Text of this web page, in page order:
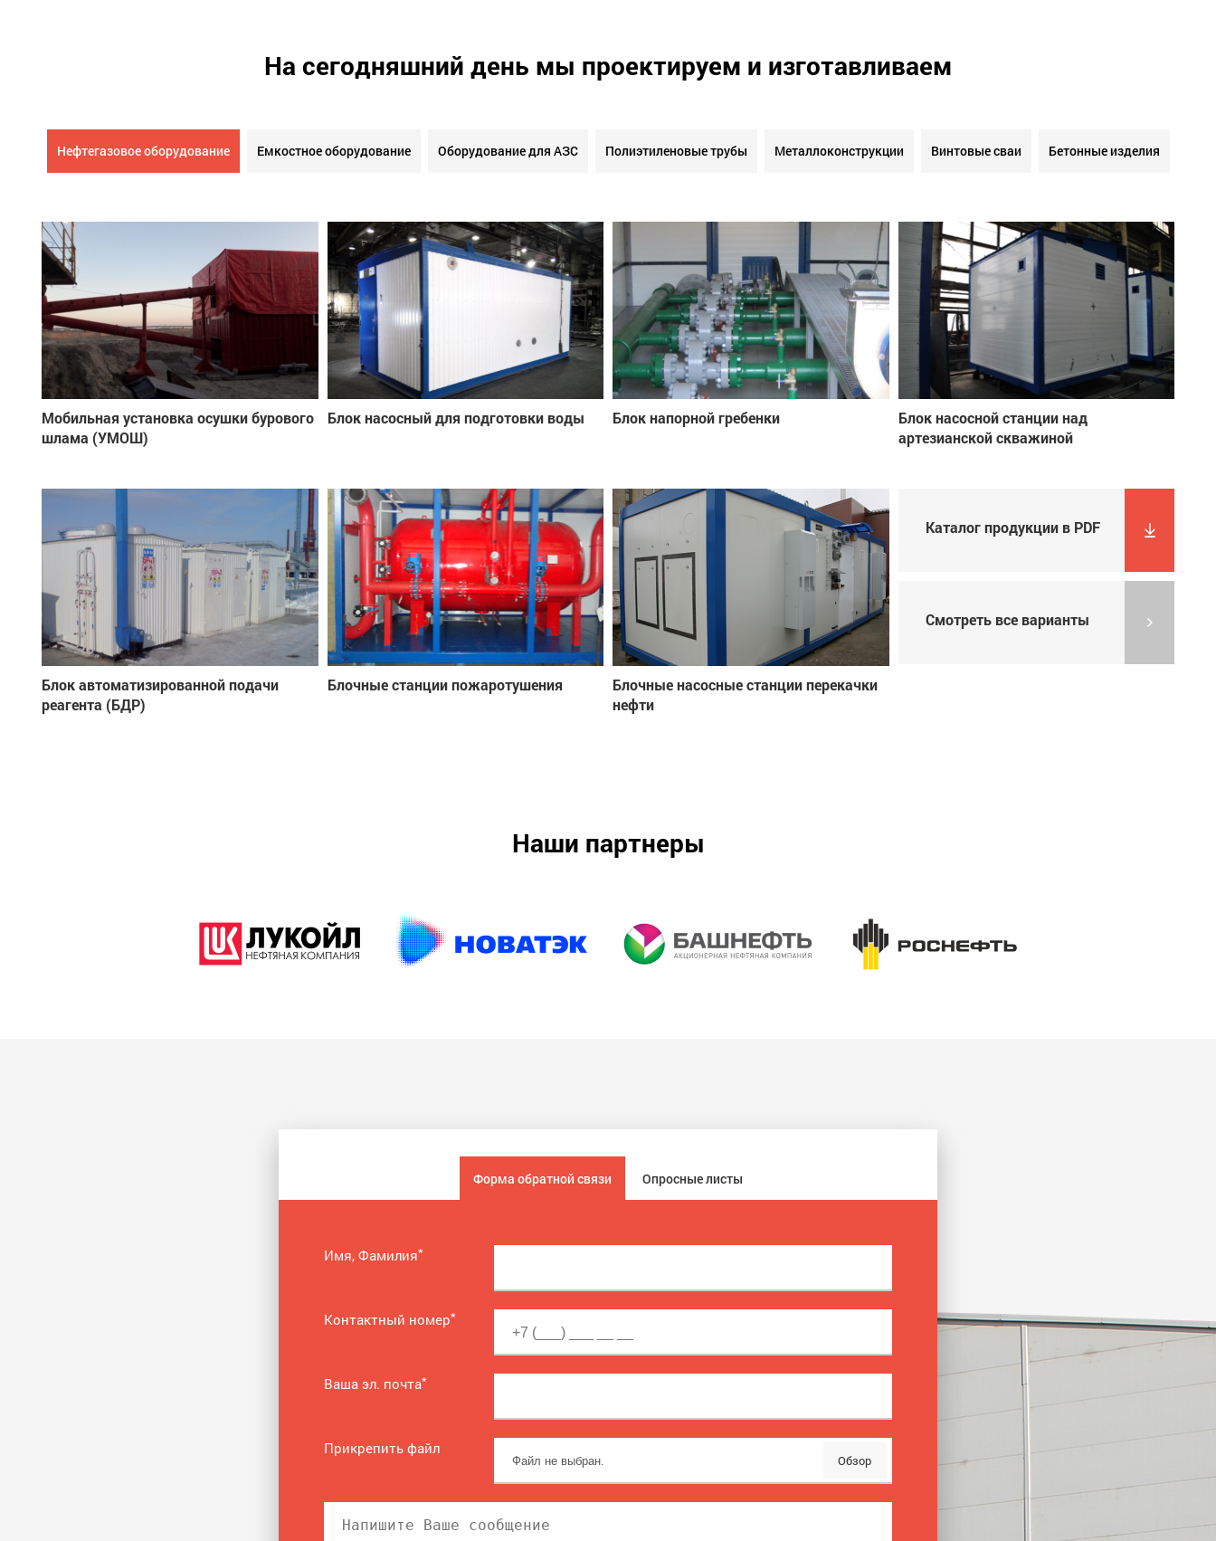
На сегодняшний день мы проектируем и изготавливаем
Нефтегазовое оборудование Емкостное оборудование Оборудование для АЗС Полиэтиленовые трубы Металлоконструкции Винтовые сваи Бетонные изделия
Мобильная установка осушки бурового
шлама (УМОШ)
Блок насосный для подготовки воды Блок напорной гребенки
Блок насосной станции над
артезианской скважиной
Блок автоматизированной подачи
реагента (БДР)
Блочные станции пожаротушения
Блочные насосные станции перекачки
нефти
Каталог продукции в PDF
Смотреть все варианты
Наши партнеры
Форма обратной связи Опросные листы
Имя, Фамилия*
Контактный номер*
Ваша эл. почта*
Прикрепить файл
Обзор